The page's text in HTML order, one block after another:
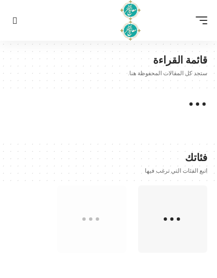
قائمة القراءة
ستجد كل المقالات المحفوظة هنا.
فئاتك
اتبع الفئات التي ترغب فيها